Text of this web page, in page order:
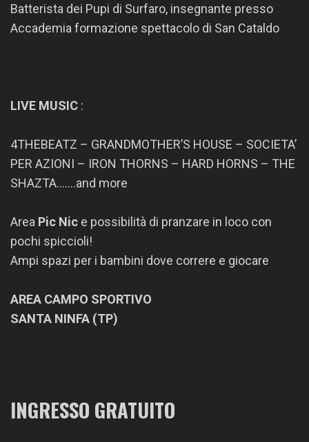
Batterista dei Pupi di Surfaro, insegnante presso
Accademia formazione spettacolo di San Cataldo
LIVE MUSIC :
4THEBEATZ – GRANDMOTHER’S HOUSE – SOCIETA’
PER AZIONI – IRON THORNS – HARD HORNS – THE
SHAZTA…….and more
Area Pic Nic e possibilità di pranzare in loco con
pochi spiccioli!
Ampi spazi per i bambini dove correre e giocare
AREA CAMPO SPORTIVO
SANTA NINFA (TP)
INGRESSO GRATUITO